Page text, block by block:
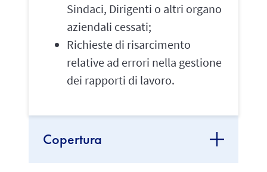
Sindaci, Dirigenti o altri organo
aziendali cessati;
Richieste di risarcimento
relative ad errori nella gestione
dei rapporti di lavoro.
Copertura